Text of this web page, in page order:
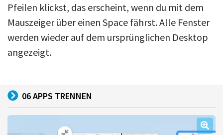
Pfeilen klickst, das erscheint, wenn du mit dem
Mauszeiger über einen Space fährst. Alle Fenster
werden wieder auf dem ursprünglichen Desktop
angezeigt.
06 APPS TRENNEN